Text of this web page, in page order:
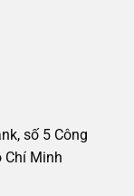
số 5 Công
Chí Minh